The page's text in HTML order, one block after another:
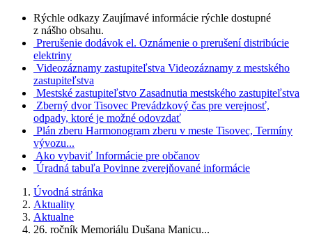
Rýchle odkazy Zaujímavé informácie rýchle dostupné
z nášho obsahu.
Prerušenie dodávok el. Oznámenie o prerušení distribúcie
elektriny
Videozáznamy zastupiteľstva Videozáznamy z mestského
zastupiteľstva
Mestské zastupiteľstvo Zasadnutia mestského zastupiteľstva
Zberný dvor Tisovec Prevádzkový čas pre verejnosť,
odpady, ktoré je možné odovzdať
Plán zberu Harmonogram zberu v meste Tisovec, Termíny
vývozu...
Ako vybaviť Informácie pre občanov
Úradná tabuľa Povinne zverejňované informácie
Úvodná stránka
Aktuality
Aktualne
26. ročník Memoriálu Dušana Manicu...